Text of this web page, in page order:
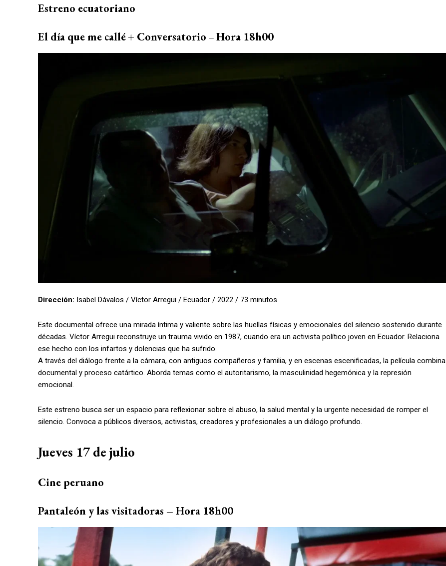
Estreno ecuatoriano
El día que me callé+ Conversatorio –Hora 18h00
Dirección: Isabel Dávalos / Víctor Arregui / Ecuador / 2022 / 73 minutos
Este documental ofrece una mirada íntima y valiente sobre las huellas físicas y emocionales del silencio sostenido durante
décadas. Víctor Arregui reconstruye un trauma vivido en 1987, cuando era un activista político joven en Ecuador. Relaciona
ese hecho con los infartos y dolencias que ha sufrido.
A través del diálogo frente a la cámara, con antiguos compañeros y familia, y en escenas escenificadas, la película combina
documental y proceso catártico. Aborda temas como el autoritarismo, la masculinidad hegemónica y la represión
emocional.
Este estreno busca ser un espacio para reflexionar sobre el abuso, la salud mental y la urgente necesidad de romper el
silencio. Convoca a públicos diversos, activistas, creadores y profesionales a un diálogo profundo.
Jueves 17 de julio
Cine peruano
Pantaleón y las visitadoras – Hora 18h00